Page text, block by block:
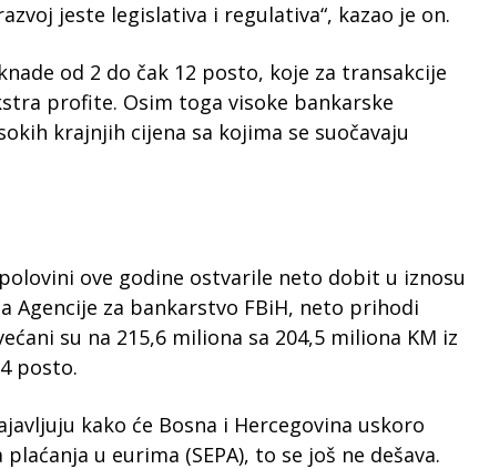
jeste legislativa i regulativa“, kazao je on.
od 2 do čak 12 posto, koje za transakcije
profite. Osim toga visoke bankarske
krajnjih cijena sa kojima se suočavaju
ove godine ostvarile neto dobit u iznosu
Agencije za bankarstvo FBiH, neto prihodi
su na 215,6 miliona sa 204,5 miliona KM iz
posto.
kako će Bosna i Hercegovina uskoro
u eurima (SEPA), to se još ne dešava.